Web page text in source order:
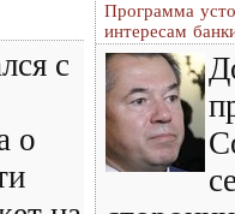
с
о
Программа
интересам